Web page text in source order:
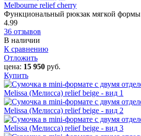
Melbourne relief cherry
Функциональный рюкзак мягкой формы
4.99
36 отзывов
В наличии
К сравнению
Отложить
цена: 15 950 руб.
Купить